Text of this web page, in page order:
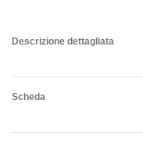
Descrizione dettagliata
Scheda